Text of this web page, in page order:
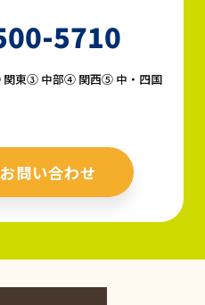
5710
東③ 中部④ 関西⑤ 中・四国
問い合わせ